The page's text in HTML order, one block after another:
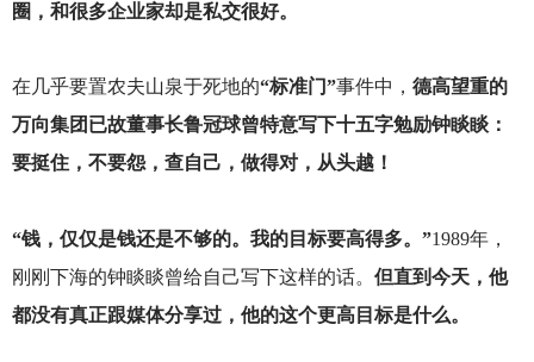
圈，和很多企业家却是私交很好。
在几乎要置农夫山泉于死地的“标准门”事件中， 德高望重的
万向集团已故董事长鲁冠球曾特意写下十五字勉励钟睒睒：
要挺住，不要怨，查自己，做得对，从头越！
“钱，仅仅是钱还是不够的。我的目标要高得多。”1989年，
刚刚下海的钟睒睒曾给自己写下这样的话。 但直到今天，他
都没有真正跟媒体分享过，他的这个更高目标是什么。